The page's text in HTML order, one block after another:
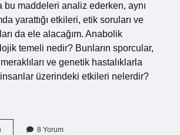
bu maddeleri analiz ederken, aynı
yarattığı etkileri, etik soruları ve
da ele alacağım. Anabolik
temeli nedir? Bunların sporcular,
ve genetik hastalıklarla
üzerindeki etkileri nelerdir?
Anabolika 8 Yorum